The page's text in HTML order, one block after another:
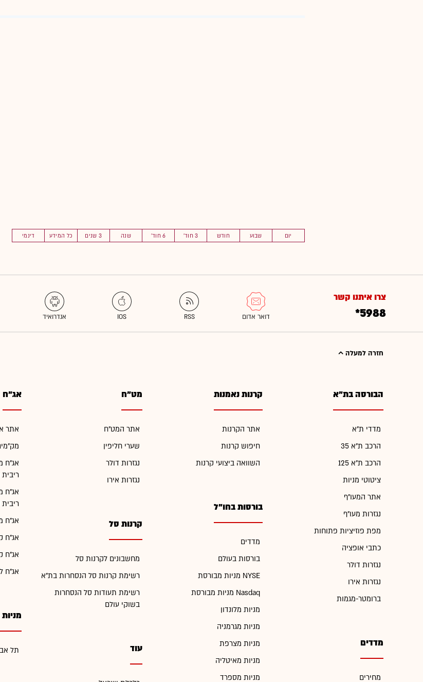
יום שבוע חודש 3 חוד' 6 חוד' שנה 3 שנים כל המידע דינמי
צרו איתנו קשר
*5988
חזרה למעלה
הבורסה בת"א
מדדי ת"א
הרכב ת"א 35
הרכב ת"א 125
ציטוטי מניות
אתר המעו"ף
נגזרות מעו"ף
מפת פוזיציות פתוחות
כתבי אופציה
נגזרות דולר
נגזרות אירו
ברומטר-מגמות
מדדים
מחירים
קרנות נאמנות
אתר הקרנות
חיפוש קרנות
השוואה ביצועי קרנות
בורסות בחו"ל
מדדים
בורסות בעולם
מניות מבורסת NYSE
מניות מבורסת Nasdaq
מניות מלונדון
מניות מגרמניה
מניות מצרפת
מניות מאיטליה
מניות מספרד
מט"ח
אתר המט"ח
שערי חליפין
נגזרות דולר
נגזרות אירו
קרנות סל
מחשבונים לקרנות סל
רשימת קרנות סל הנסחרות בת"א
רשימת תעודות סל הנסחרות
בשוקי עולם
עוד
אג"ח
אתר
אג"ח
אג"ח
אג"ח
אג"ח
אג"ח
אג"ח
תל